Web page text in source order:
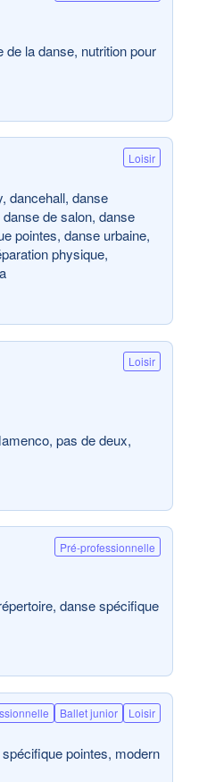
la danse, nutrition pour
Loisir
dancehall, danse
de salon, danse
pointes, danse urbaine,
physique,
Loisir
pas de deux,
Pré-professionnelle
danse spécifique
Ballet junior Loisir
pointes, modern